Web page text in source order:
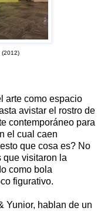
(2012)
arte como espacio
avistar el rostro de
contemporáneo para
el cual caen
que cosa es? No
que visitaron la
como bola
figurativo.
Yunior, hablan de un